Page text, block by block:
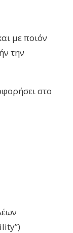
με ποιόν
την
στο